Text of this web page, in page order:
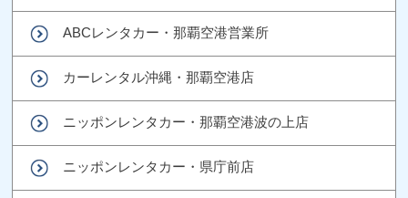
ABCレンタカー・那覇空港営業所
カーレンタル沖縄・那覇空港店
ニッポンレンタカー・那覇空港波の上店
ニッポンレンタカー・県庁前店